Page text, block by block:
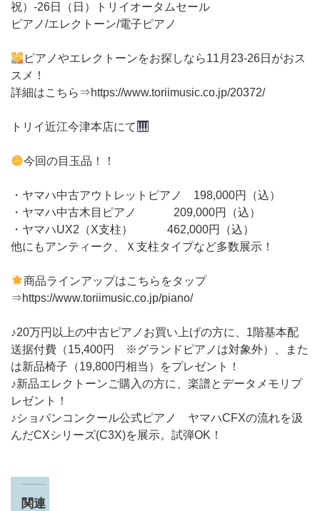
祝）-26日（日）トリイオータムセール
ピアノ/エレクトーン/電子ピアノ
ピアノやエレクトーンをお探しなら11月23-26日がおス
スメ！
詳細はこちら⇒https://www.toriimusic.co.jp/20372/
トリイ近江今津本店にて
今回の目玉品！！
・ヤマハ中古アウトレットピアノ 198,000円（込）
・ヤマハ中古木目ピアノ 209,000円（込）
・ヤマハUX2（X支柱） 462,000円（込）
他にもアンティーク、Ｘ支柱タイプなど多数展示！
商品ラインアップはこちらをタップ
⇒https://www.toriimusic.co.jp/piano/
♪20万円以上の中古ピアノお買い上げの方に、1階基本配
送据付費（15,400円 ※グランドピアノは対象外）、また
は新品椅子（19,800円相当）をプレゼント！
♪新品エレクトーンご購入の方に、楽譜とデータメモリプ
レゼント！
♪ショパンコンクール公式ピアノ ヤマハCFXの流れを汲
んだCXシリーズ(C3X)を展示。試弾OK！
関連